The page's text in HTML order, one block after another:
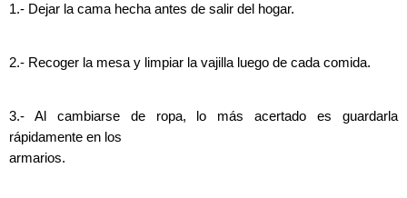
1.- Dejar la cama hecha antes de salir del hogar.
2.- Recoger la mesa y limpiar la vajilla luego de cada comida.
3.- Al cambiarse de ropa, lo más acertado es guardarla
rápidamente en los
armarios.